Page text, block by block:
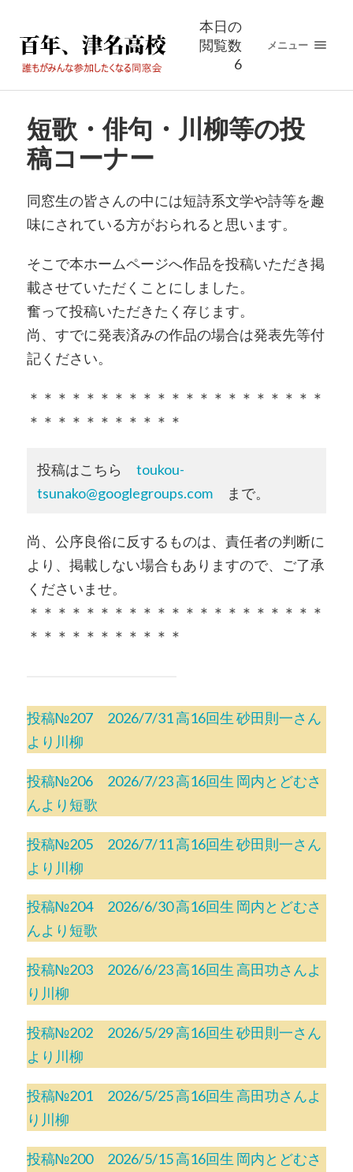
本日の
閲覧数
6
メニュー
短歌・俳句・川柳等の投
稿コーナー
同窓生の皆さんの中には短詩系文学や詩等を趣
味にされている方がおられると思います。
そこで本ホームページへ作品を投稿いただき掲
載させていただくことにしました。
奮って投稿いただきたく存じます。
尚、すでに発表済みの作品の場合は発表先等付
記ください。
＊＊＊＊＊＊＊＊＊＊＊＊＊＊＊＊＊＊＊＊＊
＊＊＊＊＊＊＊＊＊＊＊
投稿はこちら toukou-
tsunako@googlegroups.comまで。
尚、公序良俗に反するものは、責任者の判断に
より、掲載しない場合もありますので、ご了承
くださいませ。
＊＊＊＊＊＊＊＊＊＊＊＊＊＊＊＊＊＊＊＊＊
＊＊＊＊＊＊＊＊＊＊＊
投稿№207 2026/7/31 高16回生 砂田則一さん
より川柳
投稿№206 2026/7/23 高16回生 岡内とどむさ
んより短歌
投稿№205 2026/7/11 高16回生 砂田則一さん
より川柳
投稿№204 2026/6/30 高16回生 岡内とどむさ
んより短歌
投稿№203 2026/6/23 高16回生 高田功さんよ
り川柳
投稿№202 2026/5/29 高16回生 砂田則一さん
より川柳
投稿№201 2026/5/25 高16回生 高田功さんよ
り川柳
投稿№200 2026/5/15 高16回生 岡内とどむさ